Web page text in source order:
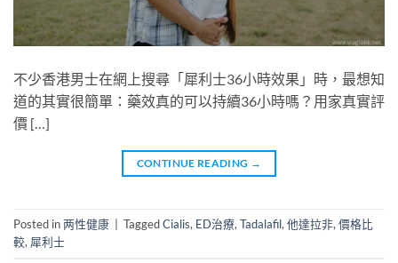
不少香港男士在網上搜尋「犀利士36小時效果」時，最想知
道的其實很簡單：藥效真的可以持續36小時嗎？用家真實評
價 […]
CONTINUE READING →
Posted in两性健康 TaggedCialis, ED治療,Tadalafil,他達拉非,價格比
較, 犀利士